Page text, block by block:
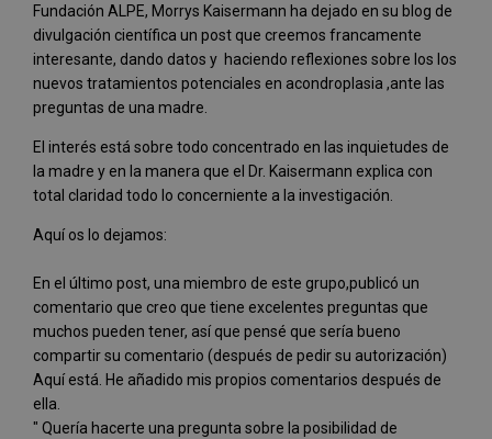
Fundación ALPE, Morrys Kaisermann ha dejado en su blog de
divulgación científica un post que creemos francamente
interesante, dando datos y haciendo reflexiones sobre los los
nuevos tratamientos potenciales en acondroplasia ,ante las
preguntas de una madre.
El interés está sobre todo concentrado en las inquietudes de
la madre y en la manera que el Dr. Kaisermann explica con
total claridad todo lo concerniente a la investigación.
Aquí os lo dejamos:
En el último post, una miembro de este grupo,publicó un
comentario que creo que tiene excelentes preguntas que
muchos pueden tener, así que pensé que sería bueno
compartir su comentario (después de pedir su autorización)
Aquí está. He añadido mis propios comentarios después de
ella.
" Quería hacerte una pregunta sobre la posibilidad de